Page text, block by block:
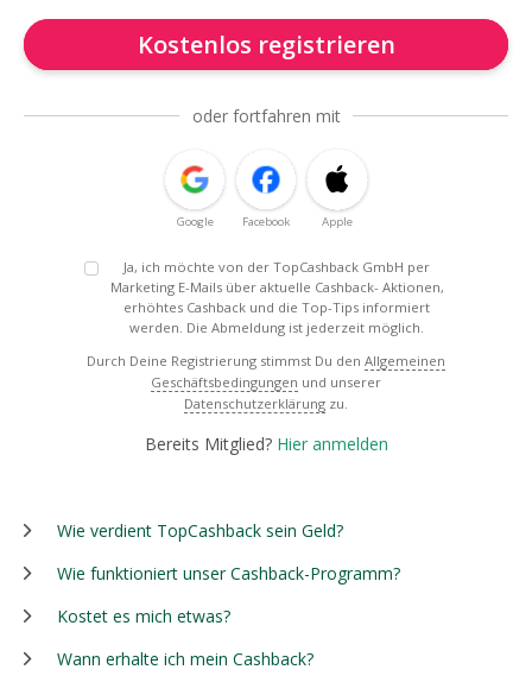
Kostenlos registrieren
oder fortfahren mit
Google Facebook Apple
Ja, ich möchte von der TopCashback GmbH per
Marketing E-Mails über aktuelle Cashback- Aktionen,
erhöhtes Cashback und die Top-Tips informiert
werden. Die Abmeldung ist jederzeit möglich.
Durch Deine Registrierung stimmst Du den Allgemeinen
Geschäftsbedingungen und unserer
Datenschutzerklärung zu.
Bereits Mitglied? Hier anmelden
Wie verdient TopCashback sein Geld?
Wie funktioniert unser Cashback-Programm?
Kostet es mich etwas?
Wann erhalte ich mein Cashback?